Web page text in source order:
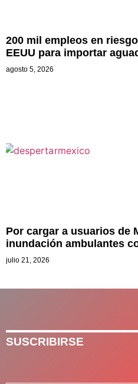
200 mil empleos en
EEUU para importar
agosto 5, 2026
Por cargar a usuarios de
inundación ambulantes
julio 21, 2026
SUSCRIBIRSE